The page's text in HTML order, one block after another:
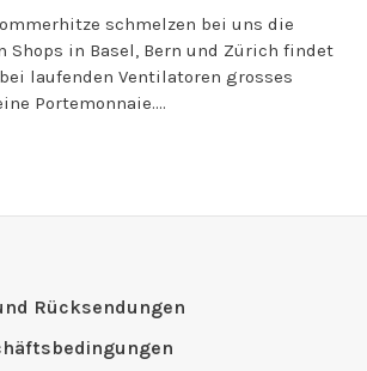
schmelzen bei uns die
Shops in Basel, Bern und Zürich findet
laufenden Ventilatoren grosses
Portemonnaie....
Rücksendungen